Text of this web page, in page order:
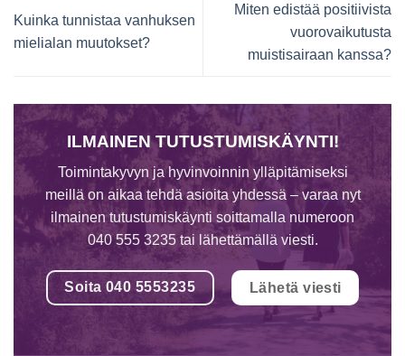
Kuinka tunnistaa vanhuksen
mielialan muutokset?
Miten edistää positiivista
vuorovaikutusta
muistisairaan kanssa?
ILMAINEN TUTUSTUMISKÄYNTI!
Toimintakyvyn ja hyvinvoinnin ylläpitämiseksi
meillä on aikaa tehdä asioita yhdessä – varaa nyt
ilmainen tutustumiskäynti soittamalla numeroon
040 555 3235 tai lähettämällä viesti.
Soita 040 5553235 Lähetä viesti